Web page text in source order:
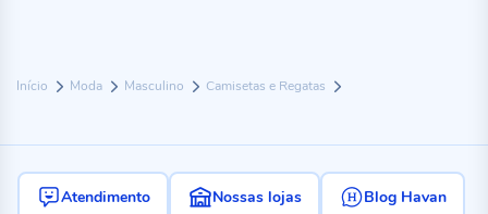
Início Moda Masculino Camisetas e Regatas
Atendimento Nossas lojas Blog Havan